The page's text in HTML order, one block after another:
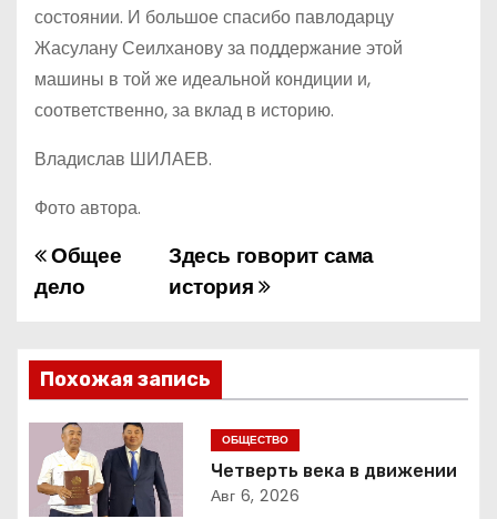
состоянии. И большое спасибо павлодарцу
Жасулану Сеилханову за поддержание этой
машины в той же идеальной кондиции и,
соответственно, за вклад в историю.
Владислав ШИЛАЕВ.
Фото автора.
Н
а
в
и
г
а
Здесь говорит сама
история
Общее
дело
Похожая запись
ОБЩЕСТВО
Четверть века в движении
Авг 6, 2026